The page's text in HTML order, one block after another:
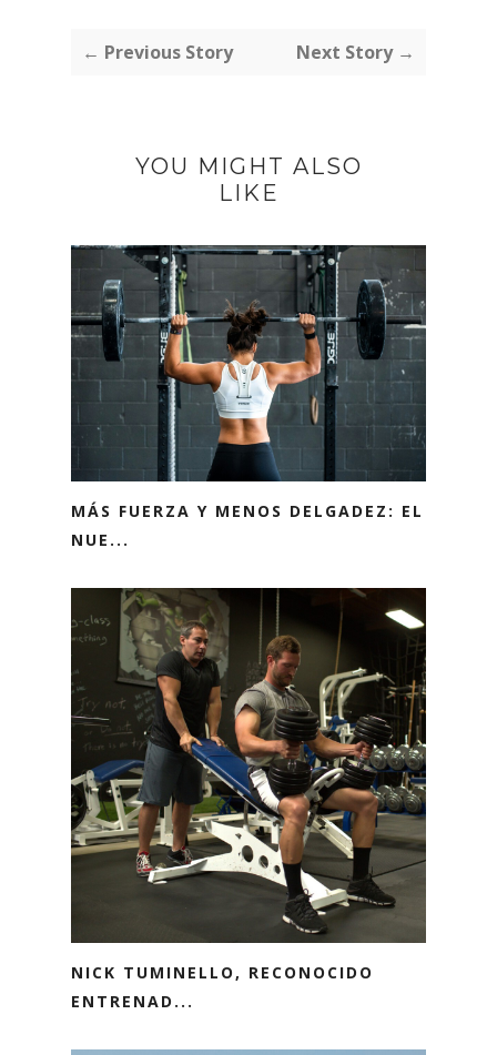
← Previous Story Next Story →
YOU MIGHT ALSO
LIKE
MÁS FUERZA Y MENOS DELGADEZ: EL
NUE...
NICK TUMINELLO, RECONOCIDO
ENTRENAD...